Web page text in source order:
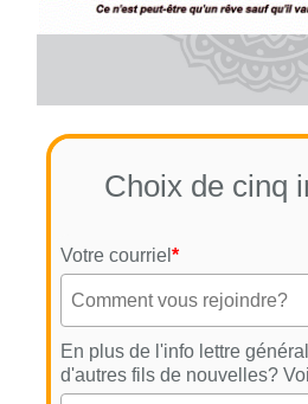
Choix de cinq
Votre courriel *
En plus de l'info lettre
d'autres fils de nouvelles?